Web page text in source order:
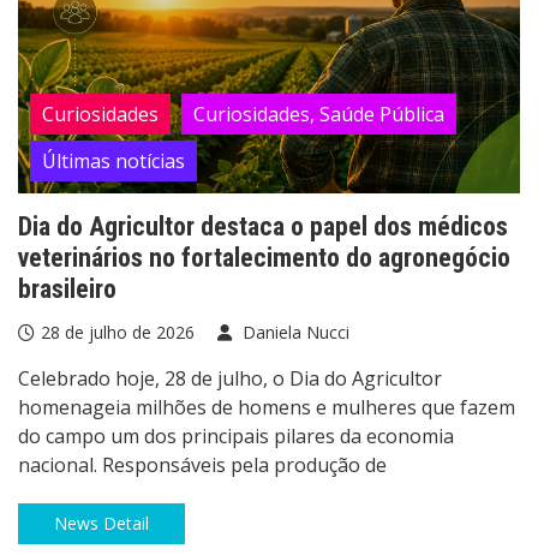
Curiosidades
Curiosidades, Saúde Pública
Últimas notícias
Dia do Agricultor destaca o papel dos médicos
veterinários no fortalecimento do agronegócio
brasileiro
28 de julho de 2026 Daniela Nucci
Celebrado hoje, 28 de julho, o Dia do Agricultor
homenageia milhões de homens e mulheres que fazem
do campo um dos principais pilares da economia
nacional. Responsáveis pela produção de
News Detail